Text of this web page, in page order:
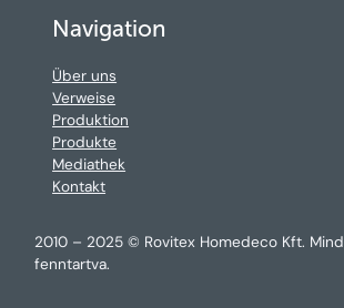
Navigation
Über uns
Verweise
Produktion
Produkte
Mediathek
Kontakt
2010 – 2025 © Rovitex Homedeco Kft.
fenntartva.